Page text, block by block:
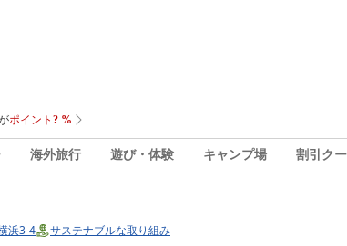
海外旅行 遊び・体験 キャンプ場 割引ク
浜3-4 サステナブルな取り組み